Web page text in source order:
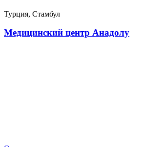
Турция, Стамбул
Медицинский центр Анадолу